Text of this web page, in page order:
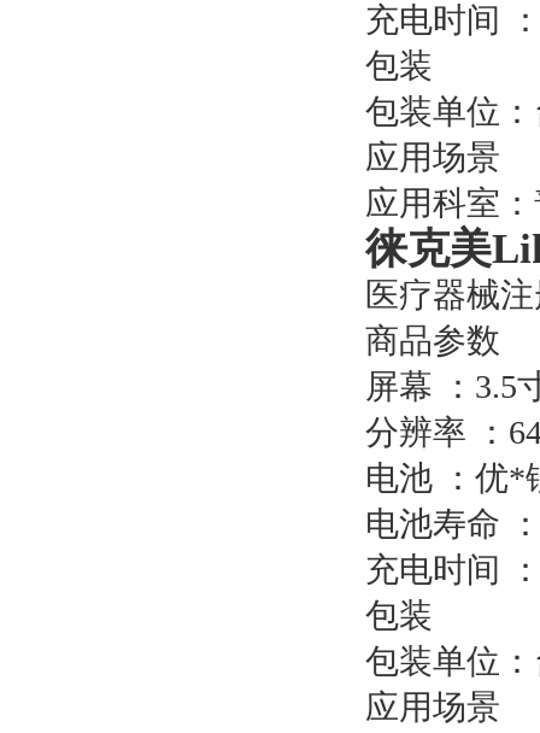
充电时间
包装
包装单位
应用场景
应用科室
徕克美
医疗器械
商品参数
屏幕 ：3.5
分辨率 ：
电池 ：优*
电池寿命
充电时间
包装
包装单位
应用场景